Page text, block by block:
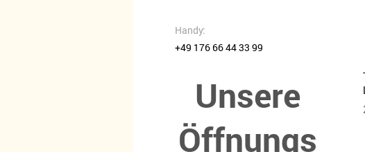
Handy:
+49 176 66 44 33 99
Unsere
Öffnungs